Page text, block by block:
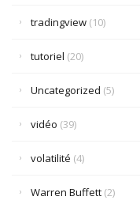
tradingview (10)
tutoriel (20)
Uncategorized (5)
vidéo (39)
volatilité (4)
Warren Buffett (2)